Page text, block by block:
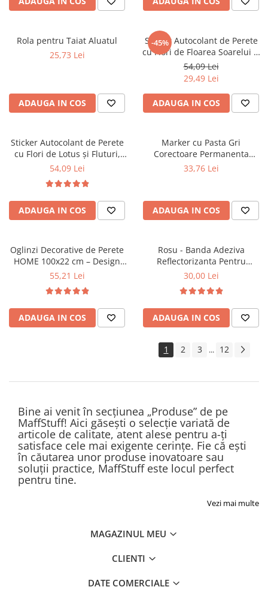
Rola pentru Taiat Aluatul
25,73 Lei
ADAUGA IN COS
-45%
Sticker Autocolant de Perete
cu Flori de Floarea Soarelui și
Ferigi, 100x80 cm
54,09 Lei
29,49 Lei
ADAUGA IN COS
Sticker Autocolant de Perete
cu Flori de Lotus și Fluturi,
120x65 cm
54,09 Lei
ADAUGA IN COS
Marker cu Pasta Gri
Corectoare Permanenta
Pentru Acoperirea Rosturilor
Uscare Rapida, 15 Metri
Lineari
33,76 Lei
ADAUGA IN COS
Oglinzi Decorative de Perete
HOME 100x22 cm – Design
Modern pentru Interior
55,21 Lei
ADAUGA IN COS
Rosu - Banda Adeziva
Reflectorizanta Pentru
Vizibilitate Mai Buna, cu
Puternic 3M, 1 cm x 8 metri
30,00 Lei
ADAUGA IN COS
1 2 3 ... 12
Bine ai venit în secțiunea „Produse” de pe
MaffStuff! Aici găsești o selecție variată de
articole de calitate, atent alese pentru a-ți
satisface cele mai exigente cerințe. Fie că ești
în căutarea unor produse inovatoare sau
soluții practice, MaffStuff este locul perfect
pentru tine.
Vezi mai multe
MAGAZINUL MEU
CLIENTI
DATE COMERCIALE